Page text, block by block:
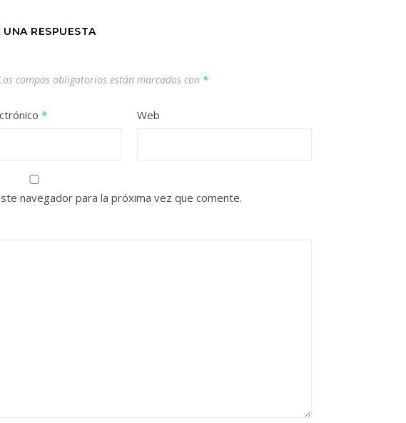
UNA RESPUESTA
campos obligatorios están marcados con *
* Web
navegador para la próxima vez que comente.